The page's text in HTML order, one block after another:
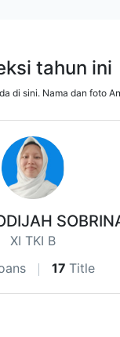
tahun ini
di sini. Nama dan foto
XI TKI B
17 Title